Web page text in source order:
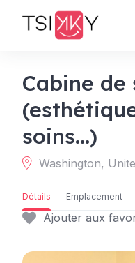
Cabine de
soins...)
Washington,
Ajouter aux
Détails Emplacement